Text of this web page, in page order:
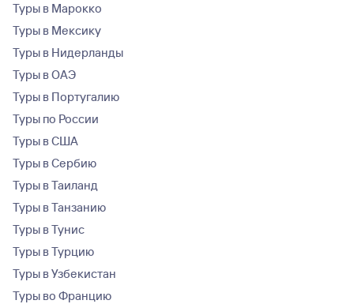
Туры в Марокко
Туры в Мексику
Туры в Нидерланды
Туры в ОАЭ
Туры в Португалию
Туры по России
Туры в США
Туры в Сербию
Туры в Таиланд
Туры в Танзанию
Туры в Тунис
Туры в Турцию
Туры в Узбекистан
Туры во Францию